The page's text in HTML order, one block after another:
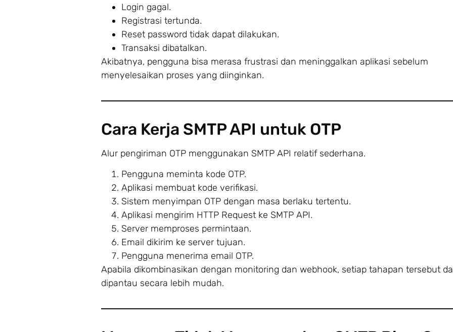
Login gagal.
Registrasi tertunda.
Reset password tidak dapat dilakukan.
Transaksi dibatalkan.
Akibatnya, pengguna bisa merasa frustrasi dan meninggalkan aplikasi sebelum
menyelesaikan proses yang diinginkan.
Cara Kerja SMTP API untuk OTP
Alur pengiriman OTP menggunakan SMTP API relatif sederhana.
Pengguna meminta kode OTP.
Aplikasi membuat kode verifikasi.
Sistem menyimpan OTP dengan masa berlaku tertentu.
Aplikasi mengirim HTTP Request ke SMTP API.
Server memproses permintaan.
Email dikirim ke server tujuan.
Pengguna menerima email OTP.
Apabila dikombinasikan dengan monitoring dan webhook, setiap tahapan tersebut
dipantau secara lebih mudah.